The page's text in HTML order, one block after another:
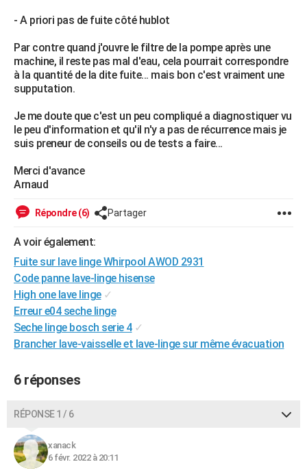
Dictionnaire
Biographies
Citations
Expressions
Proverbes
PROGRAMME TV
COPAINS D'AVANT
S'inscrire
Se connecter
Lycées
Collèges
Primaires
Universités
Entreprises
Service militaire
Avis de recherche
AVIS DE DÉCÈS
Bricolage
Lifestyle
Culture
Sport
Auto
Television
Voyage
Cinema
- A priori pas de fuite côté hublot
Par contre quand j'ouvre le filtre de la pompe après une
machine, il reste pas mal d'eau, cela pourrait correspondre
à la quantité de la dite fuite... mais bon c'est vraiment une
supputation.
Je me doute que c'est un peu compliqué a diagnostiquer vu
le peu d'information et qu'il n'y a pas de récurrence mais je
suis preneur de conseils ou de tests a faire...
Merci d'avance
Arnaud
Répondre (6) Partager
A voir également:
Fuite sur lave linge Whirpool AWOD 2931
Code panne lave-linge hisense
High one lave linge ✓
Erreur e04 seche linge
Seche linge bosch serie 4 ✓
Brancher lave-vaisselle et lave-linge sur même évacuation
6 réponses
RÉPONSE 1 / 6
xanack
6 févr. 2022 à 20:11